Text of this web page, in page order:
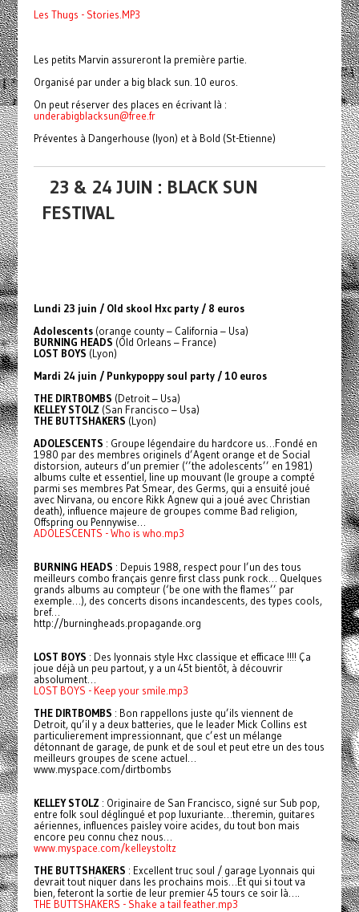
Les Thugs - Stories.MP3
Les petits Marvin assureront la première partie.
Organisé par under a big black sun. 10 euros.
On peut réserver des places en écrivant là :
underabigblacksun@free.fr
Préventes à Dangerhouse (lyon) et à Bold (St-Etienne)
23 & 24 JUIN : BLACK SUN
FESTIVAL
Lundi 23 juin / Old skool Hxc party / 8 euros
Adolescents(orange county – California – Usa)
BURNING HEADS (Old Orleans – France)
LOST BOYS (Lyon)
Mardi 24 juin / Punkypoppy soul party / 10 euros
THE DIRTBOMBS (Detroit – Usa)
KELLEY STOLZ (San Francisco – Usa)
THE BUTTSHAKERS (Lyon)
ADOLESCENTS : Groupe légendaire du hardcore us…Fondé en
1980 par des membres originels d’Agent orange et de Social
distorsion, auteurs d’un premier (‘’the adolescents’’ en 1981)
albums culte et essentiel, line up mouvant (le groupe a compté
parmi ses membres Pat Smear, des Germs, qui a ensuité joué
avec Nirvana, ou encore Rikk Agnew qui a joué avec Christian
death), influence majeure de groupes comme Bad religion,
Offspring ou Pennywise…
ADOLESCENTS - Who is who.mp3
BURNING HEADS : Depuis 1988, respect pour l’un des tous
meilleurs combo français genre first class punk rock… Quelques
grands albums au compteur (‘be one with the flames’’ par
exemple…), des concerts disons incandescents, des types cools,
bref…
http://burningheads.propagande.org
LOST BOYS : Des lyonnais style Hxc classique et efficace !!!! Ça
joue déjà un peu partout, y a un 45t bientôt, à découvrir
absolument…
LOST BOYS - Keep your smile.mp3
THE DIRTBOMBS : Bon rappellons juste qu’ils viennent de
Detroit, qu’il y a deux batteries, que le leader Mick Collins est
particulierement impressionnant, que c’est un mélange
détonnant de garage, de punk et de soul et peut etre un des tous
meilleurs groupes de scene actuel…
www.myspace.com/dirtbombs
KELLEY STOLZ : Originaire de San Francisco, signé sur Sub pop,
entre folk soul déglingué et pop luxuriante…theremin, guitares
aériennes, influences paisley voire acides, du tout bon mais
encore peu connu chez nous…
www.myspace.com/kelleystoltz
THE BUTTSHAKERS : Excellent truc soul / garage Lyonnais qui
devrait tout niquer dans les prochains mois…Et qui si tout va
bien, feteront la sortie de leur premier 45 tours ce soir là….
THE BUTTSHAKERS - Shake a tail feather.mp3